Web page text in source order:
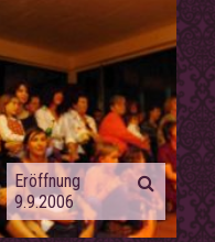
Eröffnung
9.9.2006